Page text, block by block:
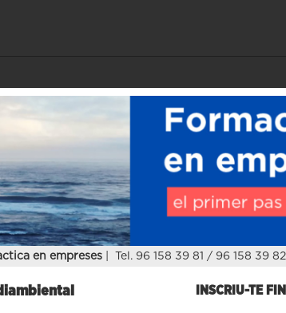
en empreses | Tel. 96 158 39 81 / 96 158 39 82
INSCRIU-TE